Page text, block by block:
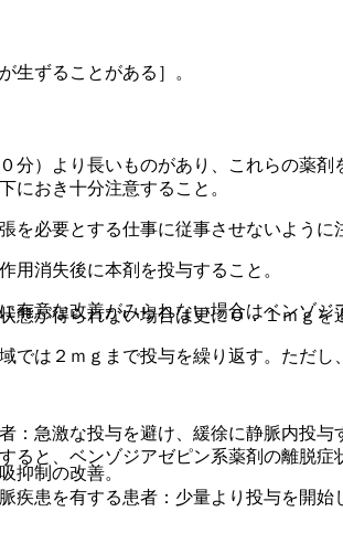
ずることがある］。
）より長いものがあり、これらの薬
におき十分注意すること。
を必要とする仕事に従事させないように
消失後に本剤を投与すること。
意な改善がみられない場合はベンゾジ
急激な投与を避け、緩徐に静脈内投
ると、ベンゾジアゼピン系薬剤の離脱症
患を有する患者：少量より投与を開
態が得られない場合は更に０．１ｍｇを
は２ｍｇまで投与を繰り返す。ただ
抑制の改善。